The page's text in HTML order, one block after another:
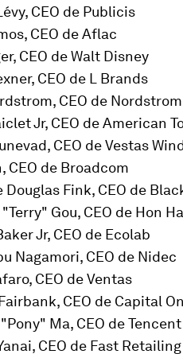
CEO de Publicis
CEO de Aflac
CEO de Walt Disney
CEO de L Brands
CEO de Nordstrom
Jr, CEO de American
CEO de Vestas
CEO de Broadcom
Douglas Fink, CEO de
Gou, CEO de Hon
Jr, CEO de Ecolab
Nagamori, CEO de Nidec
CEO de Ventas
CEO de Capital
Ma, CEO de Tencent
CEO de Fast Retailing